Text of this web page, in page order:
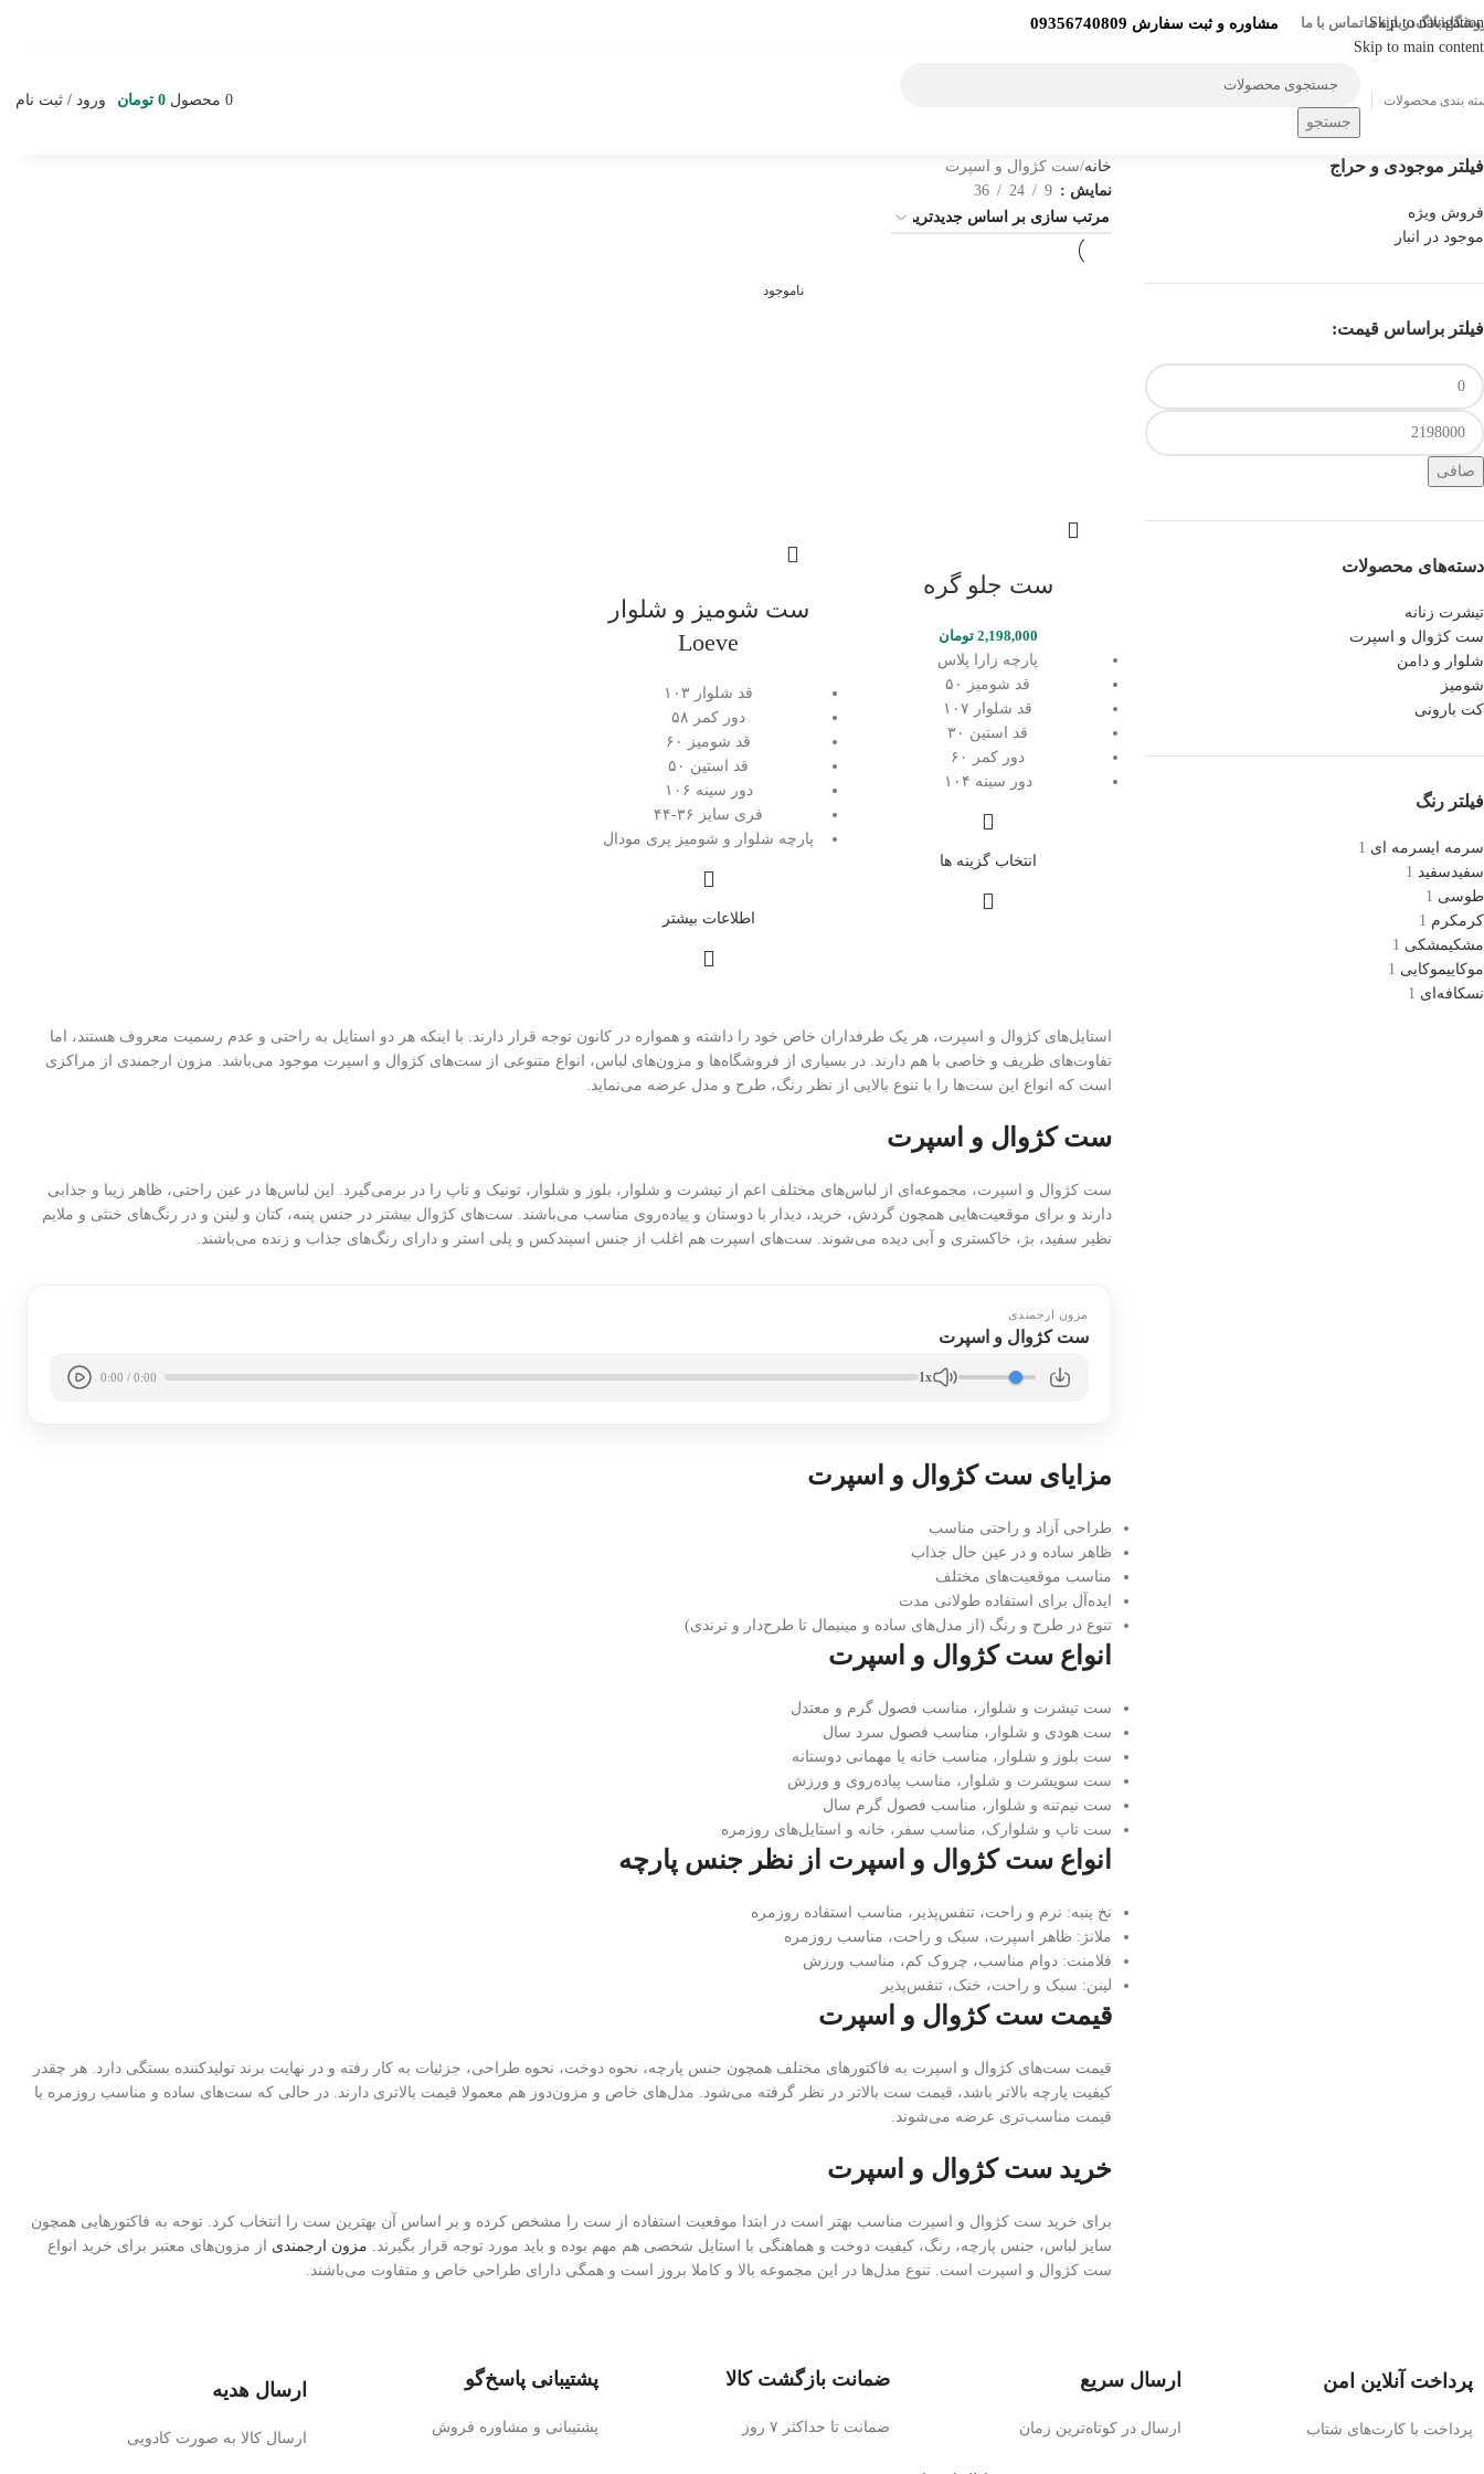
Skip to navigation
Skip to main content
بلاگدرباره ماتماس با ما مشاوره و ثبت سفارش 09356740809
بندی محصولات
جستجو
0 محصول 0 تومان ورود / ثبت نام
فیلتر موجودی و حراج
فروش ویژه
موجود در انبار
فیلتر براساس قیمت:
صافی
دسته‌های محصولات
تیشرت زنانه
ست کژوال و اسپرت
شلوار و دامن
شومیز
کت بارونی
فیلتر رنگ
سرمه ایسرمه ای 1
سفیدسفید 1
طوسی 1
کرمکرم 1
مشکیمشکی 1
موکاییموکایی 1
نسکافه‌ای 1
خانه ست کژوال و اسپرت
نمایش
9
24
36
ست جلو گره
2,198,000 تومان
پارچه زارا پلاس
قد شومیز ۵۰
قد شلوار ۱۰۷
قد استین ۳۰
دور کمر ۶۰
دور سینه ۱۰۴
انتخاب گزینه ها
ناموجود
ست شومیز و شلوار
Loeve
قد‌ شلوار ۱۰۳
دور کمر ۵۸
قد شومیز ۶۰
قد استین ۵۰
دور سینه ۱۰۶
فری سایز ۳۶-۴۴
پارچه شلوار و شومیز پری مودال
اطلاعات بیشتر
استایل‌های کژوال و اسپرت، هر یک طرفداران خاص خود را داشته و همواره در کانون توجه قرار دارند. با اینکه هر دو استایل به راحتی و عدم رسمیت معروف هستند، اما
تفاوت‌های ظریف و خاصی با هم دارند. در بسیاری از فروشگاه‌ها و مزون‌های لباس، انواع متنوعی از ست‌های کژوال و اسپرت موجود می‌باشد. مزون ارجمندی از مراکزی
است که انواع این ست‌ها را با تنوع بالایی از نظر رنگ، طرح و مدل عرضه می‌نماید.
ست کژوال و اسپرت
ست کژوال و اسپرت، مجموعه‌ای از لباس‌های مختلف اعم از تیشرت و شلوار، بلوز و شلوار، تونیک و تاپ را در برمی‌گیرد. این لباس‌ها در عین راحتی، ظاهر زیبا و جذابی
دارند و برای موقعیت‌هایی همچون گردش، خرید، دیدار با دوستان و پیاده‌روی مناسب می‌باشند. ست‌های کژوال بیشتر در جنس پنبه، کتان و لینن و در رنگ‌های خنثی و ملایم
نظیر سفید، بژ، خاکستری و آبی دیده می‌شوند. ست‌های اسپرت هم اغلب از جنس اسپندکس و پلی استر و دارای رنگ‌های جذاب و زنده می‌باشند.
مزون ارجمندی
ست کژوال و اسپرت
0:00 / 0:00 1x
مزایای ست کژوال و اسپرت
طراحی آزاد و راحتی مناسب
ظاهر ساده و در عین حال جذاب
مناسب موقعیت‌های مختلف
ایده‌آل برای استفاده طولانی مدت
تنوع در طرح و رنگ (از مدل‌های ساده و مینیمال تا طرح‌دار و ترندی)
انواع ست کژوال و اسپرت
ست تیشرت و شلوار، مناسب فصول گرم و معتدل
ست هودی و شلوار، مناسب فصول سرد سال
ست بلوز و شلوار، مناسب خانه یا مهمانی دوستانه
ست سویشرت و شلوار، مناسب پیاده‌روی و ورزش
ست نیم‌تنه و شلوار، مناسب فصول گرم سال
ست تاپ و شلوارک، مناسب سفر، خانه و استایل‌های روزمره
انواع ست کژوال و اسپرت از نظر جنس پارچه
نخ پنبه: نرم و راحت، تنفس‌پذیر، مناسب استفاده روزمره
ملانژ: ظاهر اسپرت، سبک و راحت، مناسب روزمره
فلامنت: دوام مناسب، چروک کم، مناسب ورزش
لینن: سبک و راحت، خنک، تنفس‌پذیر
قیمت ست کژوال و اسپرت
قیمت ست‌های کژوال و اسپرت به فاکتورهای مختلف همچون جنس پارچه، نحوه دوخت، نحوه طراحی، جزئیات به کار رفته و در نهایت برند تولیدکننده بستگی دارد. هر چقدر
کیفیت پارچه بالاتر باشد، قیمت ست بالاتر در نظر گرفته می‌شود. مدل‌های خاص و مزون‌دوز هم معمولا قیمت بالاتری دارند. در حالی که ست‌های ساده و مناسب روزمره با
قیمت مناسب‌تری عرضه می‌شوند.
خرید ست کژوال و اسپرت
برای خرید ست کژوال و اسپرت مناسب بهتر است در ابتدا موقعیت استفاده از ست را مشخص کرده و بر اساس آن بهترین ست را انتخاب کرد. توجه به فاکتورهایی همچون
سایز لباس، جنس پارچه، رنگ، کیفیت دوخت و هماهنگی با استایل شخصی هم مهم بوده و باید مورد توجه قرار بگیرند. مزون ارجمندی از مزون‌های معتبر برای خرید انواع
ست کژوال و اسپرت است. تنوع مدل‌ها در این مجموعه بالا و کاملا بروز است و همگی دارای طراحی خاص و متفاوت می‌باشند.
پرداخت آنلاین امن
پرداخت با کارت‌های شتاب
ارسال سریع
ارسال در کوتاه‌ترین زمان
ضمانت بازگشت کالا
ضمانت تا حداکثر ۷ روز
پشتیبانی پاسخ‌گو
پشتیبانی و مشاوره فروش
ارسال هدیه
ارسال کالا به صورت کادویی